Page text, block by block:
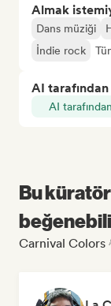
Almak
Dans müziği
İndie rock
AI
AI
Bu
Carnival